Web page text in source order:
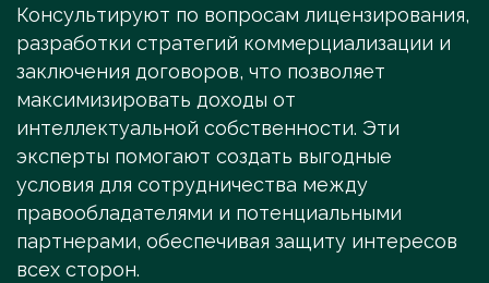
Консультируют по вопросам лицензирования,
разработки стратегий коммерциализации и
заключения договоров, что позволяет
максимизировать доходы от
интеллектуальной собственности. Эти
эксперты помогают создать выгодные
условия для сотрудничества между
правообладателями и потенциальными
партнерами, обеспечивая защиту интересов
всех сторон.